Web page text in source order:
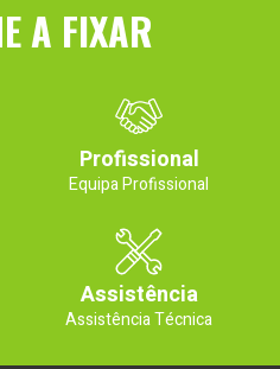
A FIXAR
Profissional
Equipa Profissional
Assistência
Assistência Técnica